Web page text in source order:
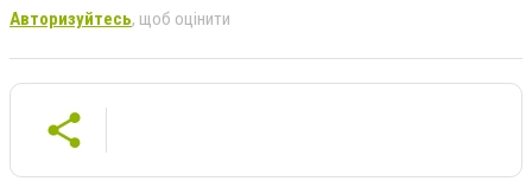
Авторизуйтесь, щоб оцінити